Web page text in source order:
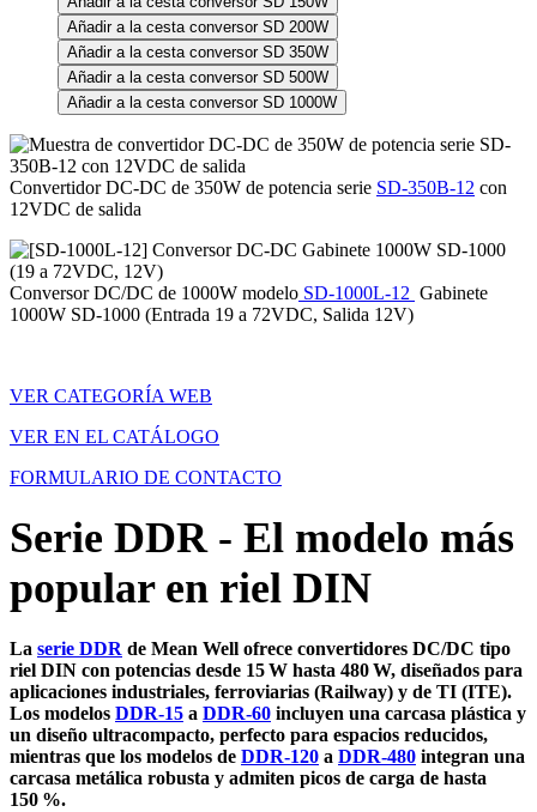
Añadir a la cesta conversor SD 200W
Añadir a la cesta conversor SD 350W
Añadir a la cesta conversor SD 500W
Añadir a la cesta conversor SD 1000W
Convertidor DC-DC de 350W de potencia serie SD-350B-12 con
12VDC de salida
Conversor DC/DC de 1000W modelo SD-1000L-12 Gabinete
1000W SD-1000 (Entrada 19 a 72VDC, Salida 12V)
VER CATEGORÍA WEB
VER EN EL CATÁLOGO
FORMULARIO DE CONTACTO
Serie DDR - El modelo más
popular en riel DIN
La serie DDR de Mean Well ofrece convertidores DC/DC tipo
riel DIN con potencias desde 15 W hasta 480 W, diseñados para
aplicaciones industriales, ferroviarias (Railway) y de TI (ITE).
Los modelos DDR-15 a DDR-60 incluyen una carcasa plástica y
un diseño ultracompacto, perfecto para espacios reducidos,
mientras que los modelos de DDR-120 a DDR-480 integran una
carcasa metálica robusta y admiten picos de carga de hasta
150 %.